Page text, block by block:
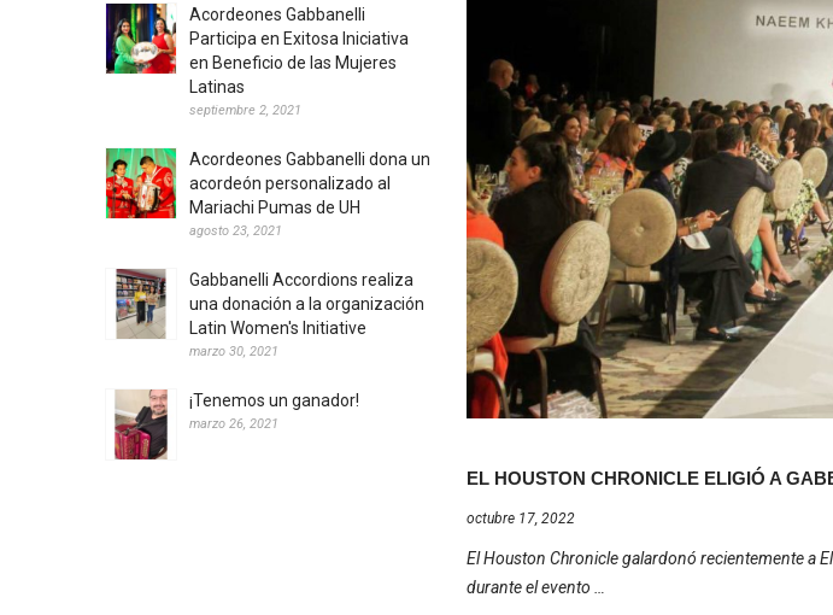
Acordeones Gabbanelli
Participa en Exitosa Iniciativa
en Beneficio de las Mujeres
Latinas
septiembre 2, 2021
Acordeones Gabbanelli dona un
acordeón personalizado al
Mariachi Pumas de UH
agosto 23, 2021
Gabbanelli Accordions realiza
una donación a la organización
Latin Women's Initiative
marzo 30, 2021
¡Tenemos un ganador!
marzo 26, 2021
EL HOUSTON CHRONICLE ELIGIÓ A
octubre 17, 2022
El Houston Chronicle galardonó recientemente a
durante el evento …